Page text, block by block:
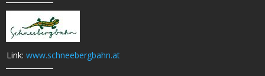
Link: www.schneebergbahn.at